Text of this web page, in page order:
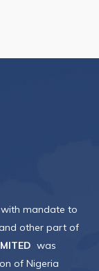
mandate to
other part of
was
of Nigeria